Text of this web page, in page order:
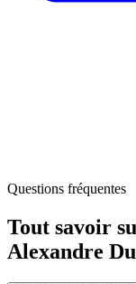
Questions fréquentes
Tout savoir
Alexandre